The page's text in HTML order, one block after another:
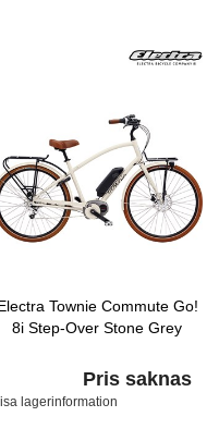
Townie Commute Go!
8i Step-Over Stone Grey
Pris saknas
lagerinformation